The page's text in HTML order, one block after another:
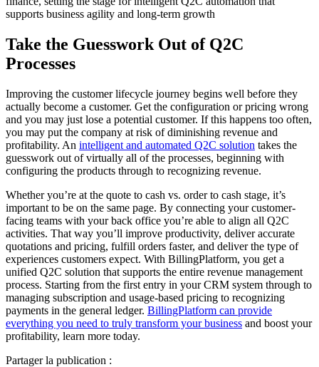
supports business agility and long-term growth
Take the Guesswork Out of Q2C
Processes
Improving the customer lifecycle journey begins well before they
actually become a customer. Get the configuration or pricing wrong
and you may just lose a potential customer. If this happens too often,
you may put the company at risk of diminishing revenue and
profitability. An intelligent and automated Q2C solution takes the
guesswork out of virtually all of the processes, beginning with
configuring the products through to recognizing revenue.
Whether you’re at the quote to cash vs. order to cash stage, it’s
important to be on the same page. By connecting your customer-
facing teams with your back office you’re able to align all Q2C
activities. That way you’ll improve productivity, deliver accurate
quotations and pricing, fulfill orders faster, and deliver the type of
experiences customers expect. With BillingPlatform, you get a
unified Q2C solution that supports the entire revenue management
process. Starting from the first entry in your CRM system through to
managing subscription and usage-based pricing to recognizing
payments in the general ledger. BillingPlatform can provide
everything you need to truly transform your business and boost your
profitability, learn more today.
Partager la publication :